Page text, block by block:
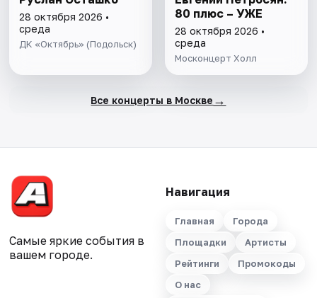
28 октября 2026 •
среда
ДК «Октябрь» (Подольск)
80 плюс – УЖЕ
28 октября 2026 •
среда
Москонцерт Холл
Все концерты в Москве →
Самые яркие события в
вашем городе.
Навигация
Главная
Города
Площадки
Артисты
Рейтинги
Промокоды
О нас